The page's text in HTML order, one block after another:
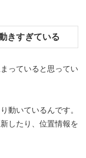
きすぎている
っていると思ってい
動いているんです。
したり、位置情報を